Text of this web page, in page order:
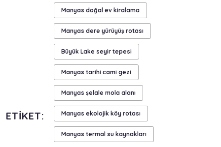
ETIKET:
Manyas doğal ev kiralama
Manyas dere yürüyüş rotası
Büyük Lake seyir tepesi
Manyas tarihi cami gezi
Manyas şelale mola alanı
Manyas ekolojik köy rotası
Manyas termal su kaynakları